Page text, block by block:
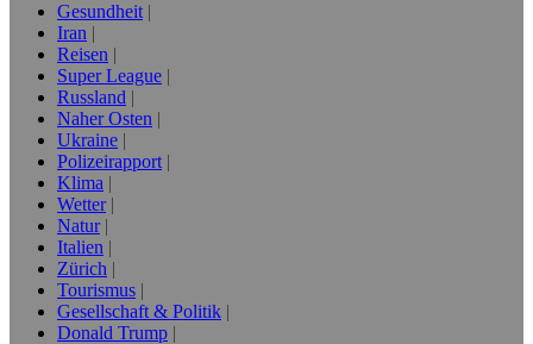
Gesundheit
Iran
Reisen
Super League
Russland
Naher Osten
Ukraine
Polizeirapport
Klima
Wetter
Natur
Italien
Zürich
Tourismus
Gesellschaft & Politik
Donald Trump